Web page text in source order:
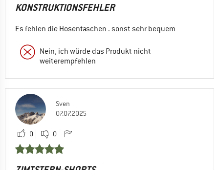
KONSTRUKTIONSFEHLER
Es fehlen die Hosentaschen . sonst sehr bequem
Nein, ich würde das Produkt nicht
weiterempfehlen
Sven
07.07.2025
0 0